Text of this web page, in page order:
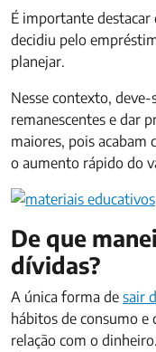
É importante destacar
decidiu pelo
planejar.
Nesse contexto,
remanescentes e dar
maiores, pois
o aumento rápido do
De que
dívidas?
A única forma de sair
hábitos de consumo
relação com o